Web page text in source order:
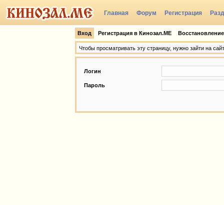
Главная Форум Регистрация
Вход Регистрация в Кинозал.МЕ
Чтобы просматривать эту страницу, нужно зайти на сайт
Логин
Пароль